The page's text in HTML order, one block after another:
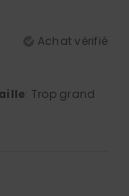
Achat vérifié
: Trop grand